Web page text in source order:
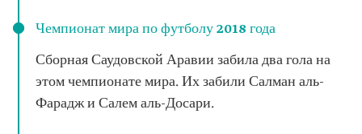
Чемпионат мира по футболу 2018 года
Сборная Саудовской Аравии забила два гола на
этом чемпионате мира. Их забили Салман аль-
Фарадж и Салем аль-Досари.